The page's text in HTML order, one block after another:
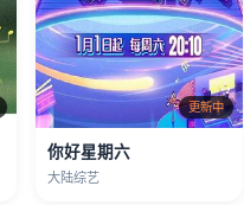
更新中
你好星期六
大陆综艺